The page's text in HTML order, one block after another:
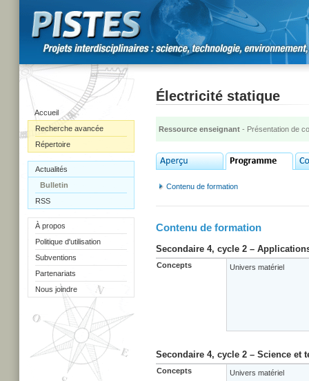
Accueil
Recherche avancée
Répertoire
Actualités
Bulletin
RSS
À propos
Politique d'utilisation
Subventions
Partenariats
Nous joindre
Électricité statique
Ressource enseignant - Présentation de
Contenu de formation
Contenu de formation
Secondaire 4, cycle 2 –
Concepts Univers matériel
Secondaire 4, cycle 2 – Science et
Concepts Univers matériel